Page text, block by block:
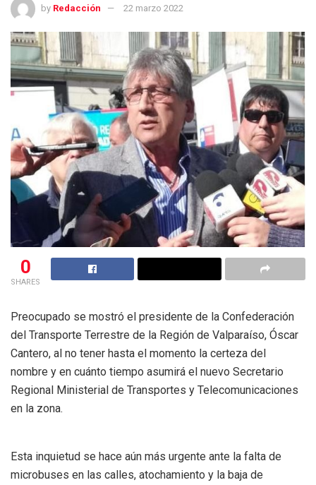
by Redacción 22 marzo 2022
0
SHARES
Preocupado se mostró el presidente de la Confederación
del Transporte Terrestre de la Región de Valparaíso, Óscar
Cantero, al no tener hasta el momento la certeza del
nombre y en cuánto tiempo asumirá el nuevo Secretario
Regional Ministerial de Transportes y Telecomunicaciones
en la zona.
Esta inquietud se hace aún más urgente ante la falta de
microbuses en las calles, atochamiento y la baja de